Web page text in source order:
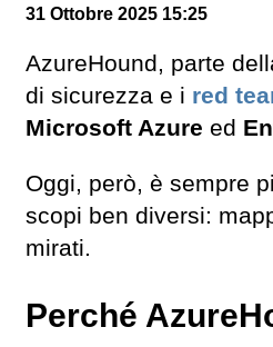
31 Ottobre 2025 15:25
AzureHound, parte
di sicurezza e i red
Microsoft Azure ed
Oggi, però, è sempre
scopi ben diversi:
mirati.
Perché